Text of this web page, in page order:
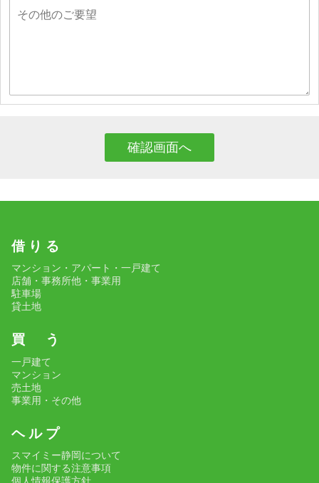
借 り る
マンション・アパート・一戸建て
店舗・事務所他・事業用
駐車場
貸土地
買 う
一戸建て
マンション
売土地
事業用・その他
ヘ ル プ
スマイミー静岡について
物件に関する注意事項